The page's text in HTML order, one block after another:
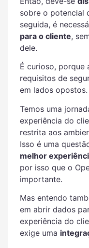
sobre o potencial
seguida, é
para o cliente,
dele.
É curioso, porque
requisitos de
em lados
Temos uma
experiência do
restrita aos
Isso é uma
melhor
por isso que o
importante.
Mas entendo
em abrir dados
experiência do
exige uma